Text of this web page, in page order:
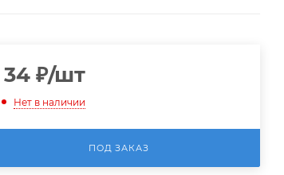
34₽/шт
Нет в наличии
ПОД ЗАКАЗ